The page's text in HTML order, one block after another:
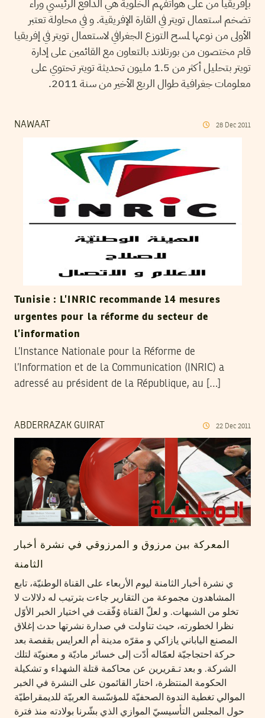
بإفريقيا من على هواتفهم الخلوية هي الدافع الرئيسي وراء
تضخم استعمال تويتر في القارة الإفريقية. و في محاولة تعتبر
الأولى من نوعها لمسح التوزع الجغرافي لاستعمال تويتر في إفريقيا
قام مختصون من بورتلاند بالتعاون مع القائمين على إدارة
تويتر بتحليل أكثر من 1.5 مليون تحديثة تويتر تحتوي على
معلومات جغرافية طوال الربع الأخير من سنة 2011.
NAWAAT 28 Dec 2011
Tunisie : L’INRIC recommande 14 mesures
urgentes pour la réforme du secteur de
l’information
L’Instance Nationale pour la Réforme de
l’Information et de la Communication (INRIC) a
adressé au président de la République, au […]
ABDERRAZAK GUIRAT 22 Dec 2011
المعركة بين مرزوق و المرزوقي في نشرة أخبار
الثامنة
ي نشرة أخبار الثامنة ليوم الأربعاء على القناة الوطنيّة، تابع
المشاهدون مجموعة من التقارير جاءت بترتيب له دلالات لا
تخلو من الشبهات. و لعلّ القناة وُفّقت في اختيار الخبر الأوّل
نظرا لخطورته، حيث تناولت في صدارة نشرتها حدث إغلاق
المصنع الياباني يازاكي و مقرّه مدينة أم العرايس بقفصة بعد
حركة احتجاجيّة لعمّاله أدّت إلى خسائر ماديّة و معنويّة لتلك
الشركة. و بعد تـقريرين عن محاكمة قتلة الشهداء و تشكيلة
الحكومة المنتظرة، اختار القائمون على النشرة في الخبر
الموالي تغطية الندوة الصحفيّة للمؤسّسة العربيّة للديمقراطيّة
حول المجلس التأسيسيّ الموازي الذي بشّرنا بولادته منذ فترة